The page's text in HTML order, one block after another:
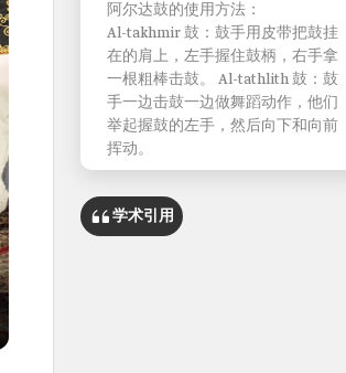
阿尔达鼓的使用方法：
Al-takhmir 鼓：鼓手用皮带把鼓挂
在的肩上，左手握住鼓柄，右手拿
一根粗棒击鼓。 Al-tathlith 鼓：鼓
手一边击鼓一边做舞蹈动作，他们
举起握鼓的左手，然后向下和向前
挥动。
学术引用